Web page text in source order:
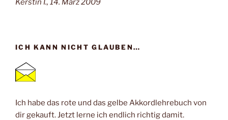
Kerstin I., 14. März 2009
ICH KANN NICHT GLAUBEN…
Ich habe das rote und das gelbe Akkordlehrebuch von
dir gekauft. Jetzt lerne ich endlich richtig damit.